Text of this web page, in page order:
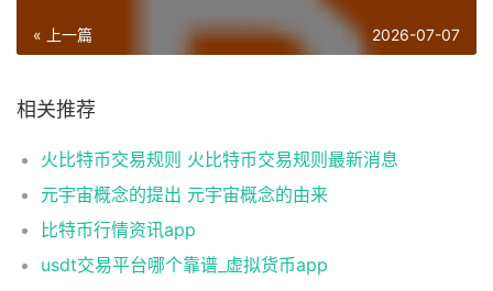
« 上一篇 2026-07-07
相关推荐
火比特币交易规则 火比特币交易规则最新消息
元宇宙概念的提出 元宇宙概念的由来
比特币行情资讯app
usdt交易平台哪个靠谱_虚拟货币app